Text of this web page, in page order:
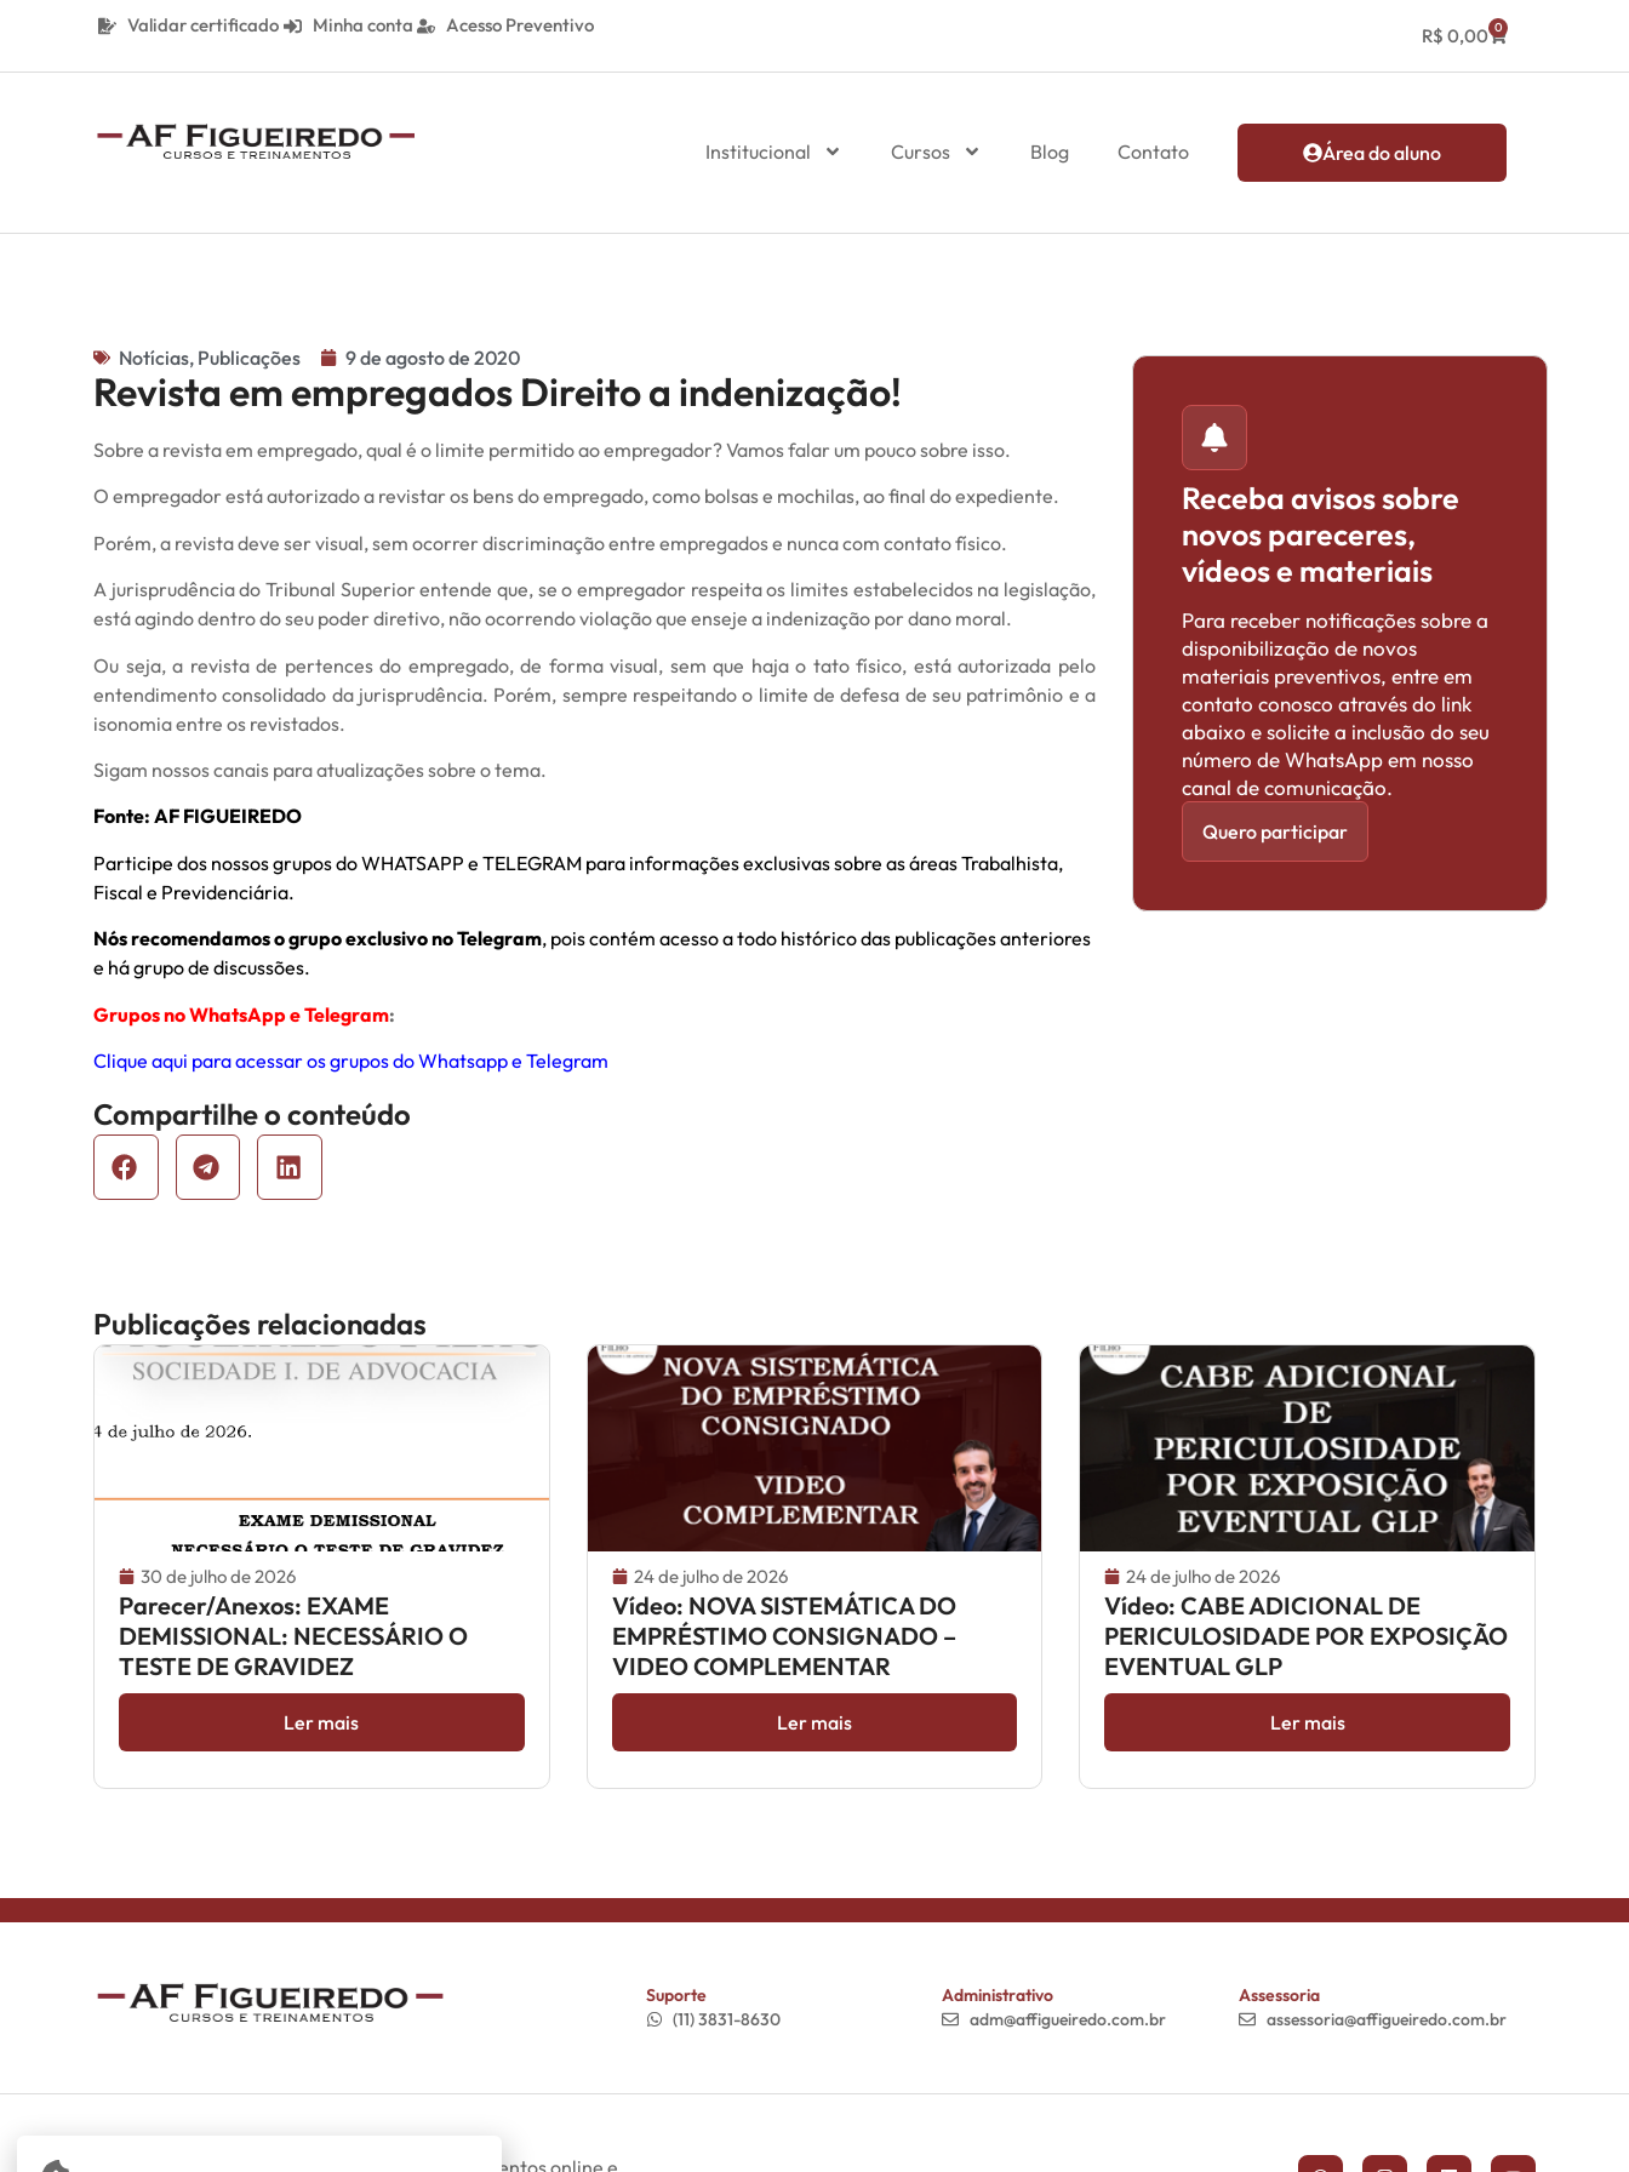
Validar certificado Minha conta Acesso Preventivo R$ 0,00 0
Institucional Cursos Blog Contato Área do aluno
Notícias, Publicações 9 de agosto de 2020
Revista em empregados Direito a indenização!
Sobre a revista em empregado, qual é o limite permitido ao empregador? Vamos falar um pouco sobre isso.
O empregador está autorizado a revistar os bens do empregado, como bolsas e mochilas, ao final do expediente.
Porém, a revista deve ser visual, sem ocorrer discriminação entre empregados e nunca com contato físico.
A jurisprudência do Tribunal Superior entende que, se o empregador respeita os limites estabelecidos na legislação,
está agindo dentro do seu poder diretivo, não ocorrendo violação que enseje a indenização por dano moral.
Ou seja, a revista de pertences do empregado, de forma visual, sem que haja o tato físico, está autorizada pelo
entendimento consolidado da jurisprudência. Porém, sempre respeitando o limite de defesa de seu patrimônio e a
isonomia entre os revistados.
Sigam nossos canais para atualizações sobre o tema.
Fonte: AF FIGUEIREDO
Participe dos nossos grupos do WHATSAPP e TELEGRAM para informações exclusivas sobre as áreas Trabalhista,
Fiscal e Previdenciária.
Nós recomendamos o grupo exclusivo no Telegram, pois contém acesso a todo histórico das publicações anteriores
e há grupo de discussões.
Grupos no WhatsApp e Telegram:
Clique aqui para acessar os grupos do Whatsapp e Telegram
Compartilhe o conteúdo
Receba avisos sobre
novos pareceres,
vídeos e materiais
Para receber notificações sobre a
disponibilização de novos
materiais preventivos, entre em
contato conosco através do link
abaixo e solicite a inclusão do seu
número de WhatsApp em nosso
canal de comunicação.
Quero participar
Publicações relacionadas
30 de julho de 2026
Parecer/Anexos: EXAME
DEMISSIONAL: NECESSÁRIO O
TESTE DE GRAVIDEZ
Ler mais
24 de julho de 2026
Vídeo: NOVA SISTEMÁTICA DO
EMPRÉSTIMO CONSIGNADO –
VIDEO COMPLEMENTAR
Ler mais
24 de julho de 2026
Vídeo: CABE ADICIONAL DE
PERICULOSIDADE POR EXPOSIÇÃO
EVENTUAL GLP
Ler mais
Suporte
(11) 3831-8630
Administrativo
adm@affigueiredo.com.br
Assessoria
assessoria@affigueiredo.com.br
Somos uma empresa especializada em treinamentos online e